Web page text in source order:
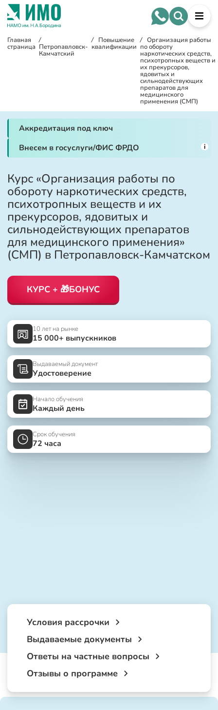
Главная
страница
/
Петропавловск-
Камчатский
/ Повышение
квалификации
/ Организация работы
по обороту
наркотических средств,
психотропных веществ и
их прекурсоров,
ядовитых и
сильнодействующих
препаратов для
медицинского
применения (СМП)
Аккредитация под ключ
Внесем в госуслуги/ФИС ФРДО
i
Курс «Организация работы по
обороту наркотических средств,
психотропных веществ и их
прекурсоров, ядовитых и
сильнодействующих препаратов
для медицинского применения»
(СМП) в Петропавловск-Камчатском
КУРС + 🎁БОНУС
10 лет на рынке
15 000+ выпускников
Выдаваемый документ
Удостоверение
Начало обучения
Каждый день
Срок обучения
72 часа
Условия рассрочки
Выдаваемые документы
Ответы на частные вопросы
Отзывы о программе